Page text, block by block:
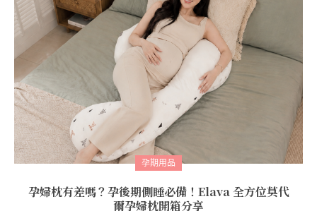
孕期用品
孕婦枕有差嗎？孕後期側睡必備！Elava 全方位莫代
爾孕婦枕開箱分享